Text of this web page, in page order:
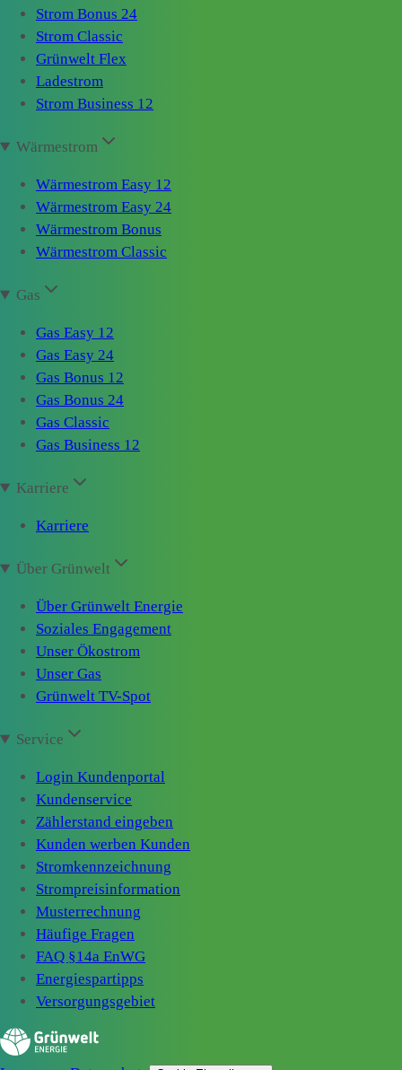
Strom Bonus 24
Strom Classic
Grünwelt Flex
Ladestrom
Strom Business 12
Wärmestrom
Wärmestrom Easy 12
Wärmestrom Easy 24
Wärmestrom Bonus
Wärmestrom Classic
Gas
Gas Easy 12
Gas Easy 24
Gas Bonus 12
Gas Bonus 24
Gas Classic
Gas Business 12
Karriere
Karriere
Über Grünwelt
Über Grünwelt Energie
Soziales Engagement
Unser Ökostrom
Unser Gas
Grünwelt TV-Spot
Service
Login Kundenportal
Kundenservice
Zählerstand eingeben
Kunden werben Kunden
Stromkennzeichnung
Strompreisinformation
Musterrechnung
Häufige Fragen
FAQ §14a EnWG
Energiespartipps
Versorgungsgebiet